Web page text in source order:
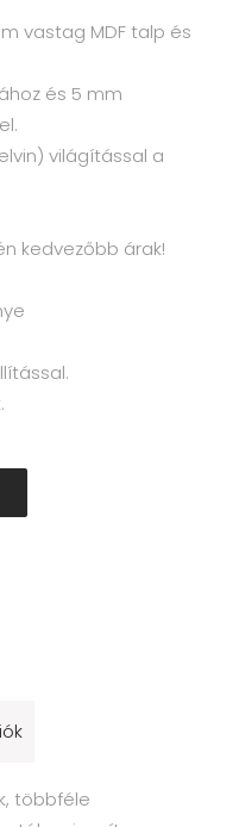
vastag MDF talp és
és 5 mm
világítással a
kedvezőbb árak!
többféle